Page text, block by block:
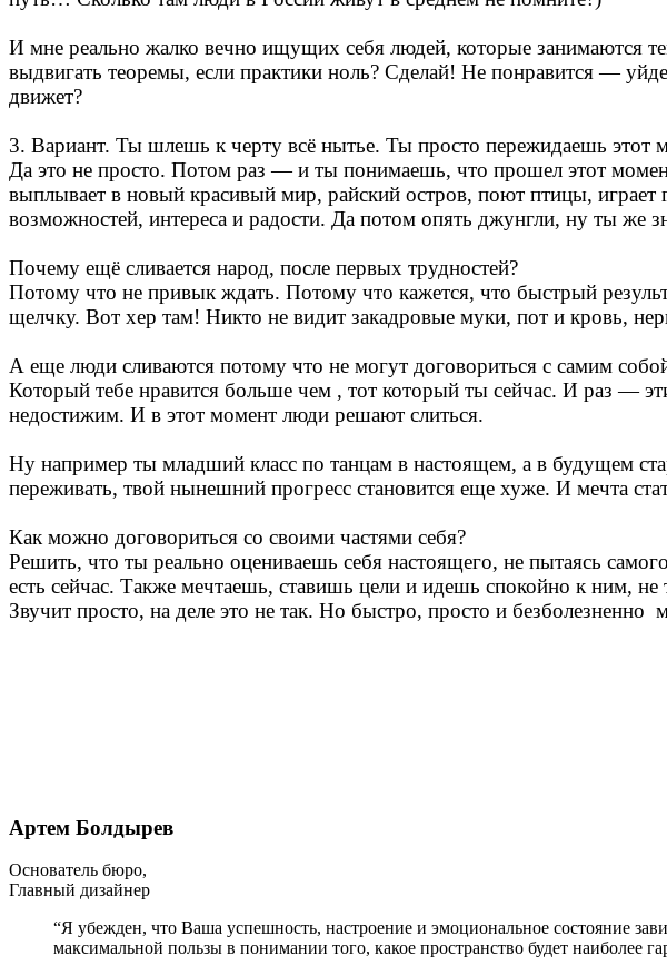
И мне реально жалко вечно ищущих себя людей, которые занимаются
выдвигать теоремы, если практики ноль? Сделай! Не понравится —
движет?
3. Вариант. Ты шлешь к черту всё нытье. Ты просто пережидаешь
Да это не просто. Потом раз — и ты понимаешь, что прошел этот
выплывает в новый красивый мир, райский остров, поют птицы,
возможностей, интереса и радости. Да потом опять джунгли, ну ты же
Почему ещё сливается народ, после первых трудностей?
Потому что не привык ждать. Потому что кажется, что быстрый
щелчку. Вот хер там! Никто не видит закадровые муки, пот и кровь,
А еще люди сливаются потому что не могут договориться с самим
Который тебе нравится больше чем , тот который ты сейчас. И раз —
недостижим. И в этот момент люди решают слиться.
Ну например ты младший класс по танцам в настоящем, а в будущем
переживать, твой нынешний прогресс становится еще хуже. И мечта
Как можно договориться со своими частями себя?
Решить, что ты реально оцениваешь себя настоящего, не пытаясь
есть сейчас. Также мечтаешь, ставишь цели и идешь спокойно к ним,
Звучит просто, на деле это не так. Но быстро, просто и безболезненно
Артем Болдырев
Основатель бюро,
Главный дизайнер
“Я убежден, что Ваша успешность, настроение и эмоциональное состояние
максимальной пользы в понимании того, какое пространство будет наиболее